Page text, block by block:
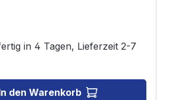
Sie mehr Erfahrung haben, aber es
auch, Ihre Freunde und Familie an die
Sehr effizientes High-Aspekt-Profil.
Geschwindigkeiten, um die Natur zu
zu reiten. Sehr wendig, sehr
mit diesem Setup selbst bei sehr
keine Wünsche offen.
in 4 Tagen, Lieferzeit 2-7
den Warenkorb